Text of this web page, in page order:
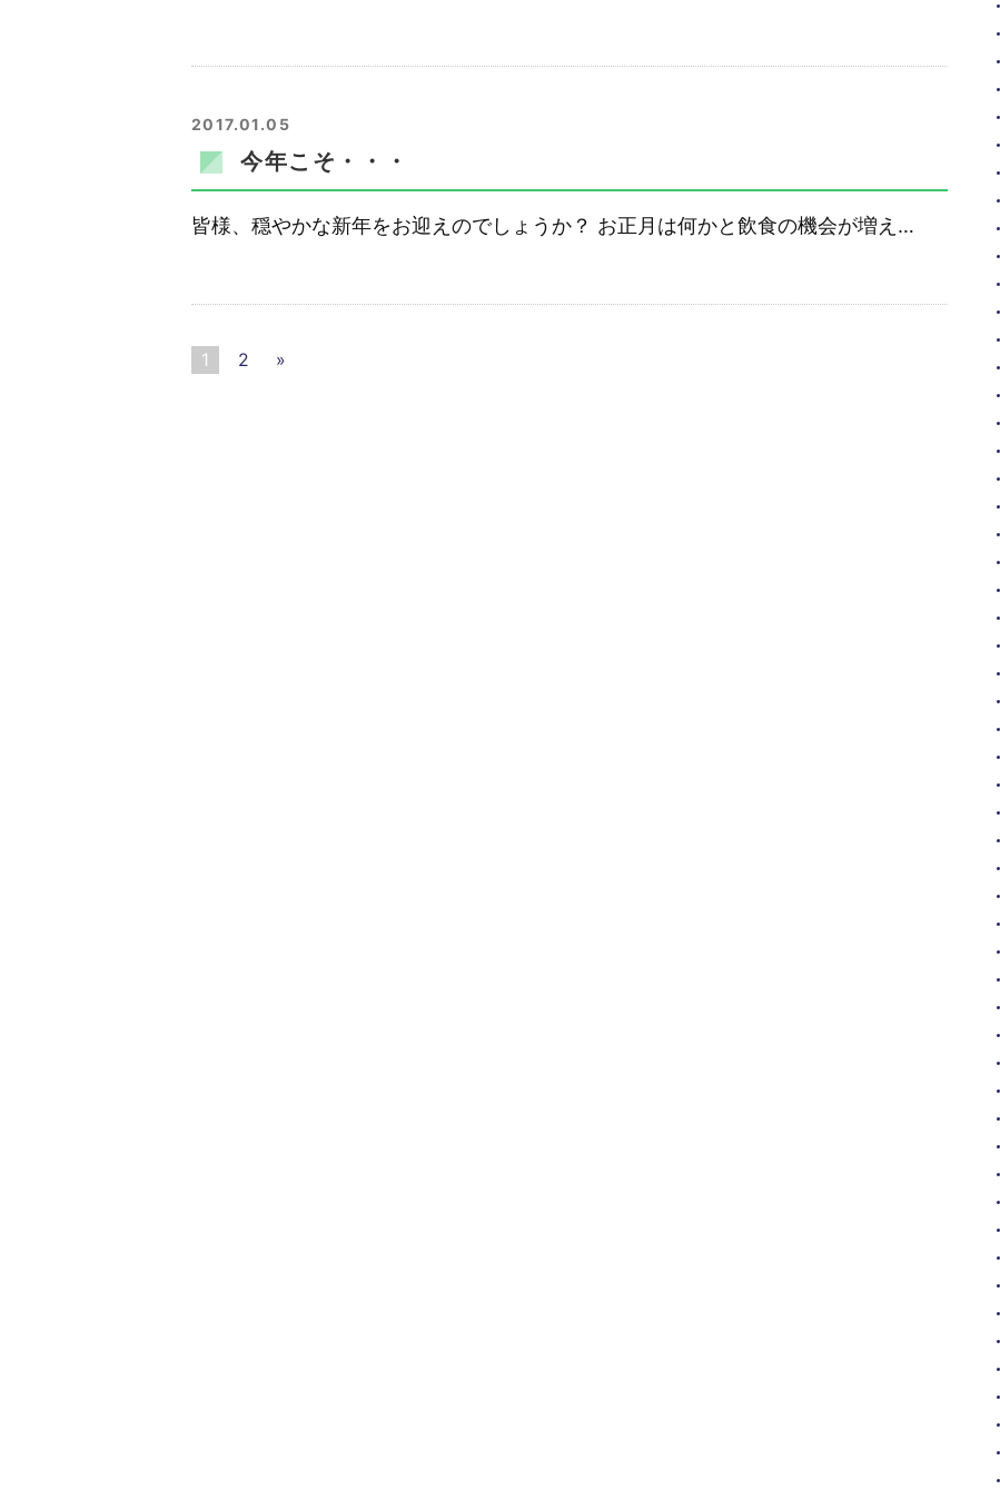
2017.01.05
今年こそ・・・
皆様、穏やかな新年をお迎えのでしょうか？ お正月は何かと飲食の機会が増え…
1 2 »